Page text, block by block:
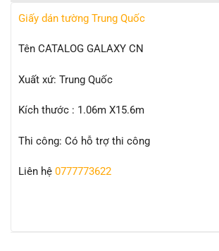
Giấy dán tường Trung Quốc
Tên CATALOG GALAXY CN
Xuất xứ: Trung Quốc
Kích thước : 1.06m X15.6m
Thi công: Có hỗ trợ thi công
Liên hệ 0777773622